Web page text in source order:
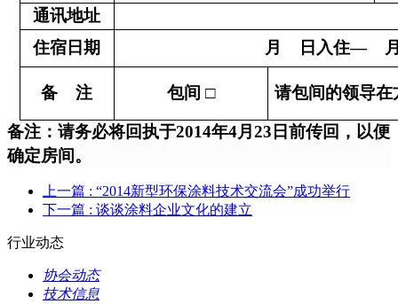
通讯地址
住宿日期
月 日入住—
备 注 包间 □ 请包间的领导在
备注：请务必将回执于2014年4月23日前传回，以便
确定房间。
上一篇 : “2014新型环保涂料技术交流会”成功举行
下一篇 : 谈谈涂料企业文化的建立
行业动态
协会动态
技术信息